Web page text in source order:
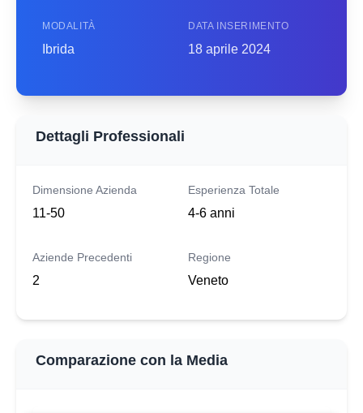
MODALITÀ
Ibrida
DATA INSERIMENTO
18 aprile 2024
Dettagli Professionali
Dimensione Azienda
11-50
Esperienza Totale
4-6 anni
Aziende Precedenti
2
Regione
Veneto
Comparazione con la Media